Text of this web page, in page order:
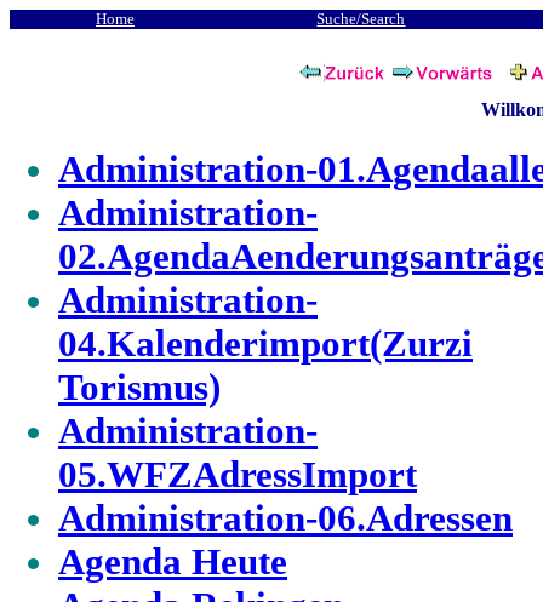
Home Suche/Search
Administration-
Administration-
Administration-
04.Kalenderimport(Zurzi
Torismus)
Administration-
05.WFZAdressImport
Administration-06.Adressen
Agenda Heute